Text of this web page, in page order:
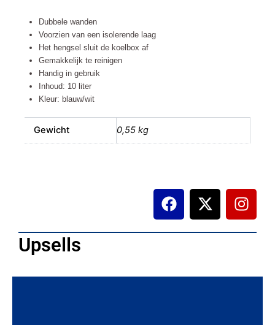
Dubbele wanden
Voorzien van een isolerende laag
Het hengsel sluit de koelbox af
Gemakkelijk te reinigen
Handig in gebruik
Inhoud: 10 liter
Kleur: blauw/wit
Gewicht 0,55 kg
F
a
o
X
-
t
I
n
g
Upsells